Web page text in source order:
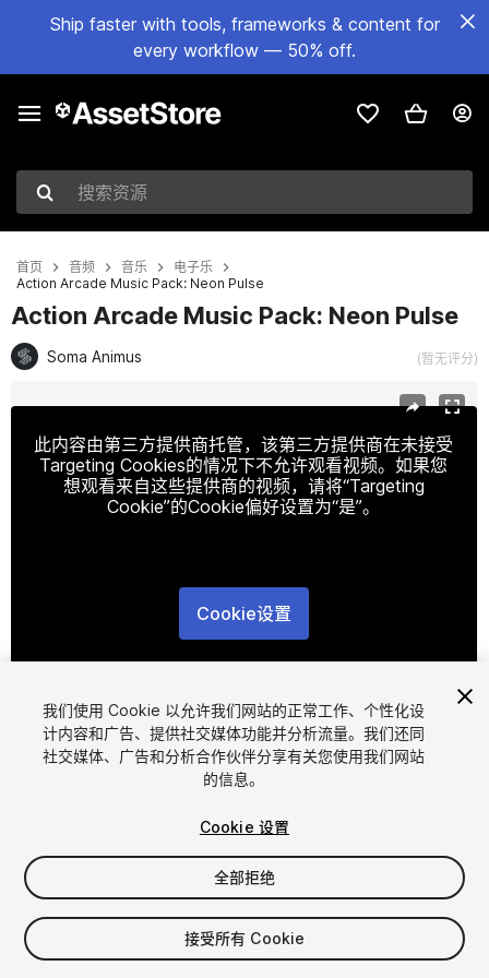
Ship faster with tools, frameworks & content for
every workflow — 50% off.
搜索资源
首页 音频 音乐
电子乐
Action Arcade Music Pack: Neon Pulse
Action Arcade Music Pack: Neon Pulse
Soma Animus (暂无评分)
此内容由第三方提供商托管，该第三方提供商在未接受
Targeting Cookies的情况下不允许观看视频。如果您
想观看来自这些提供商的视频，请将“Targeting
Cookie”的Cookie偏好设置为“是”。
Cookie设置
FREE
19viewsin the past week
我们使用 Cookie 以允许我们网站的正常工作、个性化设
计内容和广告、提供社交媒体功能并分析流量。我们还同
社交媒体、广告和分析合作伙伴分享有关您使用我们网站
的信息。
Cookie 设置
全部拒绝
接受所有 Cookie